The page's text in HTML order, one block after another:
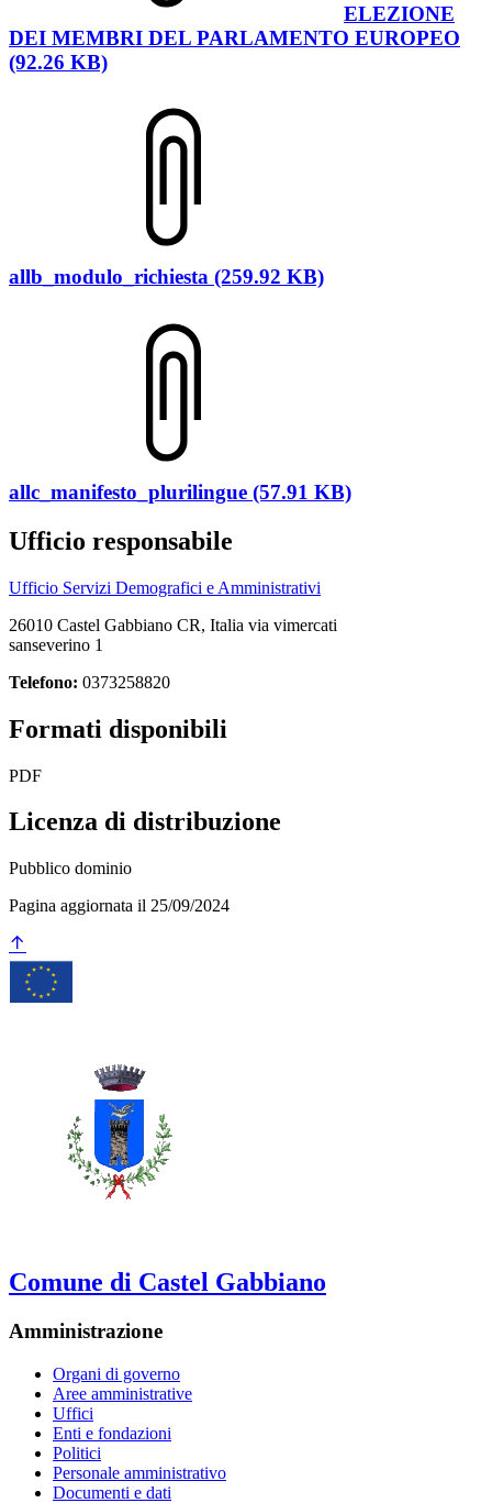
ELEZIONE
DEI MEMBRI DEL PARLAMENTO EUROPEO
(92.26 KB)
allb_modulo_richiesta (259.92 KB)
allc_manifesto_plurilingue (57.91 KB)
Ufficio responsabile
Ufficio Servizi Demografici e Amministrativi
26010 Castel Gabbiano CR, Italia via vimercati
sanseverino 1
Telefono: 0373258820
Formati disponibili
PDF
Licenza di distribuzione
Pubblico dominio
Pagina aggiornata il 25/09/2024
Comune di Castel Gabbiano
Amministrazione
Organi di governo
Aree amministrative
Uffici
Enti e fondazioni
Politici
Personale amministrativo
Documenti e dati